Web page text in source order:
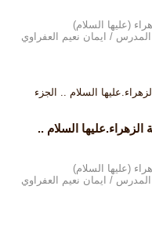
الزهراء (عليها السلام)
العفراوي
السلام ..
الزهراء (عليها السلام)
العفراوي